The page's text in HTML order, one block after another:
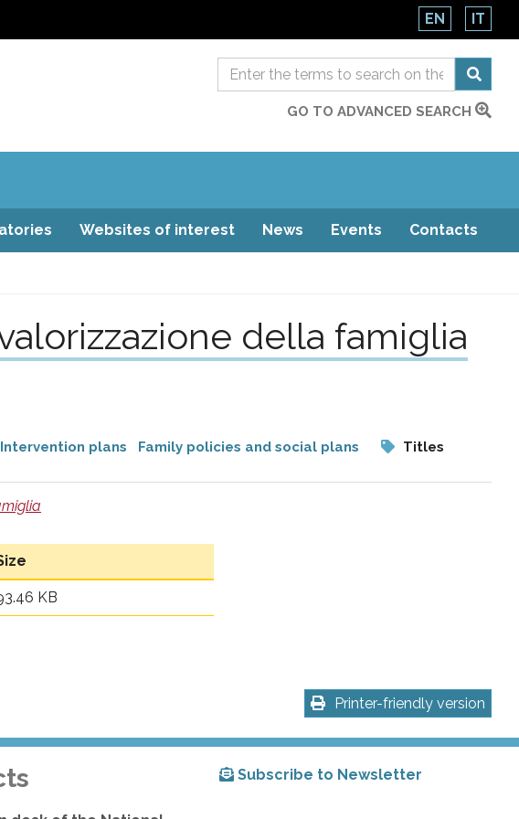
EN IT
GO TO ADVANCED SEARCH
Websites of interest News Events Contacts
della famiglia
Intervention plans Family policies and social plans
Titles
KB
Printer-friendly version
Subscribe to Newsletter